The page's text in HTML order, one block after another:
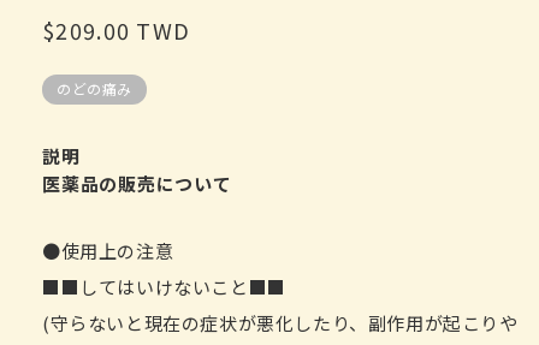
文
1
常
价
$209.00 TWD
のどの痛み
説明
医薬品の販売について
●使用上の注意
■■してはいけないこと■■
(守らないと現在の症状が悪化したり、副作用が起こりや